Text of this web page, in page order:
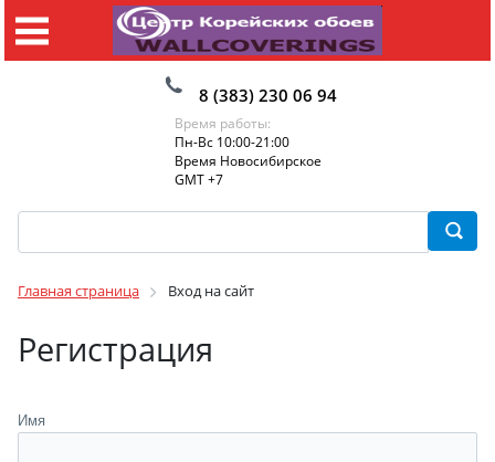
8 (383) 230 06 94
Время работы:
Пн-Вс 10:00-21:00
Время Новосибирское
GMT +7
Главная страница Вход на сайт
Регистрация
Имя